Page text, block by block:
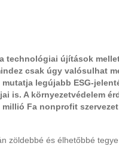
technológiai újítások
csak úgy valósulhat
legújabb ESG-
is. A környezetvédelem
Fa nonprofit szervezet
zöldebbé és élhetőbbé tegye